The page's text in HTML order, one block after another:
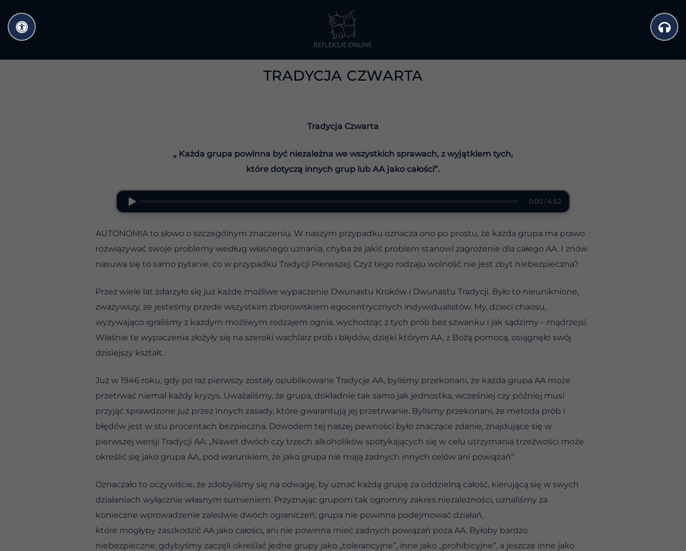
do
treści
TRADYCJA CZWARTA
Tradycja Czwarta
„ Każda grupa powinna być niezależna we wszystkich sprawach, z wyjątkiem tych,
które dotyczą innych grup lub AA jako całości”.
0:00 / 6:52
AUTONOMIA to słowo o szczególnym znaczeniu. W naszym przypadku oznacza ono po prostu, że każda grupa ma prawo
rozwiązywać swoje problemy według własnego uznania, chyba że jakiś problem stanowi zagrożenie dla całego AA. I znów
nasuwa się to samo pytanie, co w przypadku Tradycji Pierwszej. Czyż tego rodzaju wolność nie jest zbyt niebezpieczna?
Przez wiele lat zdarzyło się już każde możliwe wypaczenie Dwunastu Kroków i Dwunastu Tradycji. Było to nieuniknione,
zważywszy, że jesteśmy przede wszystkim zbiorowiskiem egocentrycznych indywidualistów. My, dzieci chaosu,
wyzywająco igraliśmy z każdym możliwym rodzajem ognia, wychodząc z tych prób bez szwanku i jak sądzimy – mądrzejsi.
Właśnie te wypaczenia złożyły się na szeroki wachlarz prób i błędów, dzięki którym AA, z Bożą pomocą, osiągnęło swój
dzisiejszy kształt.
Już w 1946 roku, gdy po raz pierwszy zostały opublikowane Tradycje AA, byliśmy przekonani, że każda grupa AA może
przetrwać niemal każdy kryzys. Uważaliśmy, że grupa, dokładnie tak samo jak jednostka, wcześniej czy później musi
przyjąć sprawdzone już przez innych zasady, które gwarantują jej przetrwanie. Byliśmy przekonani, że metoda prób i
błędów jest w stu procentach bezpieczna. Dowodem tej naszej pewności było znaczące zdanie, znajdujące się w
pierwszej wersji Tradycji AA: „Nawet dwóch czy trzech alkoholików spotykających się w celu utrzymania trzeźwości może
określić się jako grupa AA, pod warunkiem, że jako grupa nie mają żadnych innych celów ani powiązań”.
Oznaczało to oczywiście, że zdobyliśmy się na odwagę, by uznać każdą grupę za oddzielną całość, kierującą się w swych
działaniach wyłącznie własnym sumieniem. Przyznając grupom tak ogromny zakres niezależności, uznaliśmy za
konieczne wprowadzenie zaledwie dwóch ograniczeń: grupa nie powinna podejmować działań,
które mogłyby zaszkodzić AA jako całości, ani nie powinna mieć żadnych powiązań poza AA. Byłoby bardzo
niebezpieczne, gdybyśmy zaczęli określać jedne grupy jako „tolerancyjne”, inne jako „prohibicyjne”, a jeszcze inne jako